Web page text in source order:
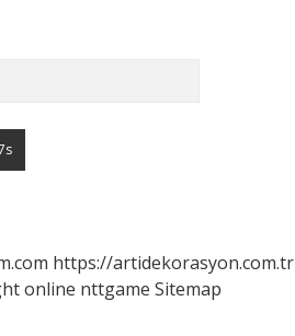
https://artidekorasyon.com.tr
online nttgame Sitemap